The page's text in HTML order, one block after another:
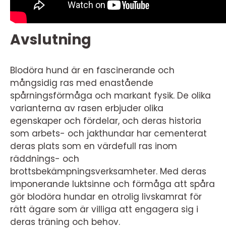
Avslutning
Blodöra hund är en fascinerande och
mångsidig ras med enastående
spårningsförmåga och markant fysik. De olika
varianterna av rasen erbjuder olika
egenskaper och fördelar, och deras historia
som arbets- och jakthundar har cementerat
deras plats som en värdefull ras inom
räddnings- och
brottsbekämpningsverksamheter. Med deras
imponerande luktsinne och förmåga att spåra
gör blodöra hundar en otrolig livskamrat för
rätt ägare som är villiga att engagera sig i
deras träning och behov.